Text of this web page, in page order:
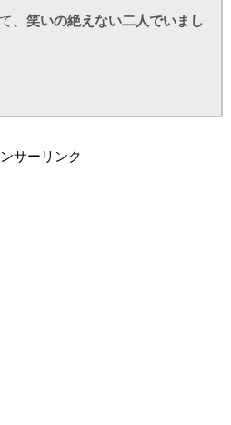
、笑いの絶えない二人でいまし
サーリンク